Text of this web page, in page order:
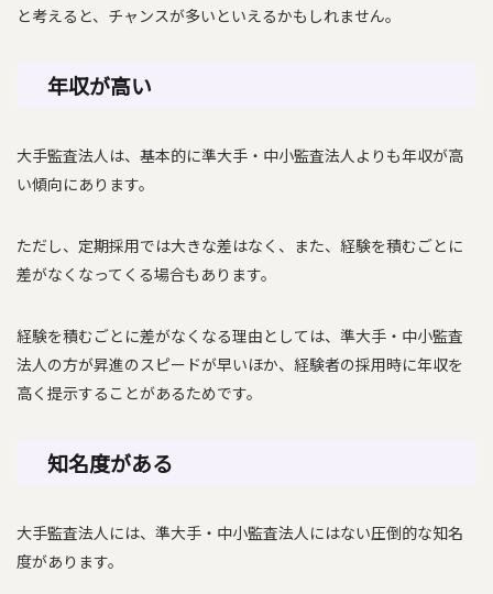
と考えると、チャンスが多いといえるかもしれません。
年収が高い
大手監査法人は、基本的に準大手・中小監査法人よりも年収が高
い傾向にあります。
ただし、定期採用では大きな差はなく、また、経験を積むごとに
差がなくなってくる場合もあります。
経験を積むごとに差がなくなる理由としては、準大手・中小監査
法人の方が昇進のスピードが早いほか、経験者の採用時に年収を
高く提示することがあるためです。
知名度がある
大手監査法人には、準大手・中小監査法人にはない圧倒的な知名
度があります。